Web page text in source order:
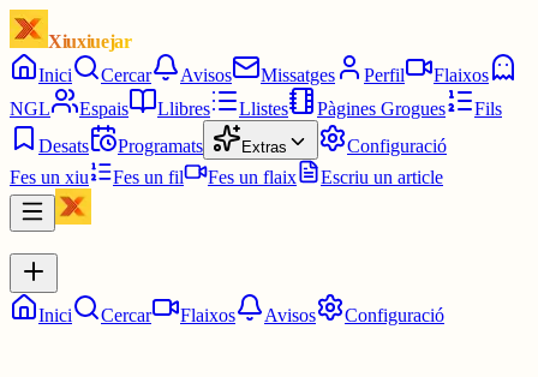
Xiuxiuejar
Inici
Cercar Avisos Missatges Perfil
Flaixos
NGL
Espais Llibres Llistes Pàgines Grogues
Fils
Desats
Programats Extras
Configuració
Fes un xiu
Fes un fil Fes un flaix Escriu un article
Inici Cercar Flaixos Avisos Configuració